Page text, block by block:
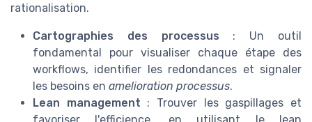
rationalisation.
Cartographies des processus : Un outil
fondamental pour visualiser chaque étape des
workflows, identifier les redondances et signaler
les besoins en amelioration processus.
Lean management : Trouver les gaspillages et